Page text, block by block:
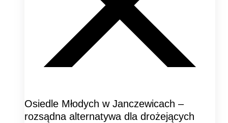
Osiedle Młodych w Janczewicach –
rozsądna alternatywa dla drożejących